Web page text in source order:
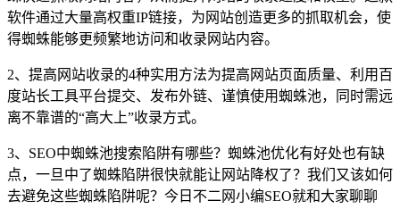
软件通过大量高权重IP链接，为网站创造更多的抓取机会，使
得蜘蛛能够更频繁地访问和收录网站内容。
2、提高网站收录的4种实用方法为提高网站页面质量、利用百
度站长工具平台提交、发布外链、谨慎使用蜘蛛池，同时需远
离不靠谱的“高大上”收录方式。
3、SEO中蜘蛛池搜索陷阱有哪些？蜘蛛池优化有好处也有缺
点，一旦中了蜘蛛陷阱很快就能让网站降权了？我们又该如何
去避免这些蜘蛛陷阱呢？今日不二网小编SEO就和大家聊聊